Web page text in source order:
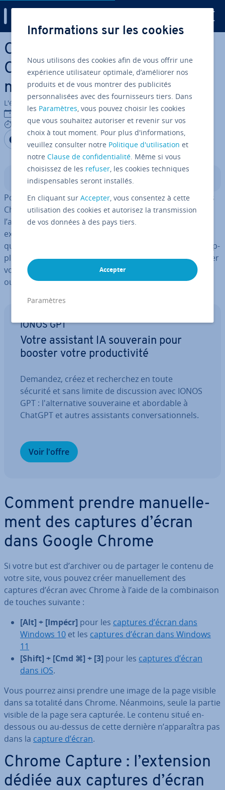
Aller au contenu principal
Captures d’écran dans
Chrome : les trois meil­leures
méthodes
L'équipe édi­to­riale IONOS
29/04/2022
6 mins
Partager sur Facebook
Partager sur Twitter
Partager sur LinkedIn
Sommaire
Pour ce qui est de prendre des captures d’écran depuis
Chrome, trois options s’offrent à vous. Au-delà de
l’approche tra­di­tion­nelle via des rac­cour­cis clavier, il
existe des ex­ten­sions utiles telles que Chrome Capture
qui vous per­met­tent d’accéder à des fonc­tion­na­li­tés sup­
plé­men­taires. À titre al­ter­na­tif, vous pouvez sau­ve­gar­der
vos captures d’écran dans Google Chrome à l’aide des
outils de dé­ve­lop­pe­ment.
IONOS GPT
Votre assistant IA souverain pour
booster votre pro­duc­ti­vité
Demandez, créez et re­cher­chez en toute
sécurité et sans limite de dis­cus­sion avec IONOS
GPT : l'al­ter­na­tive sou­ve­raine et abordable à
ChatGPT et autres as­sis­tants con­ver­sa­tion­nels.
Voir l'offre
Comment prendre ma­nuel­le­
ment des captures d’écran
dans Google Chrome
Si votre but est d’archiver ou de partager le contenu de
votre site, vous pouvez créer ma­nuel­le­ment des
captures d’écran avec Chrome à l’aide de la com­bi­nai­son
de touches suivante :
[Alt] + [Impécr] pour les captures d’écran dans
Windows 10 et les captures d’écran dans Windows
11
[Shift] + [Cmd ⌘] + [3] pour les captures d’écran
dans iOS.
Vous pourrez ainsi prendre une image de la page visible
dans sa totalité dans Chrome. Néanmoins, seule la partie
visible de la page sera capturée. Le contenu situé en-
dessous ou au-dessus de cette dernière n’ap­pa­raî­tra pas
dans la capture d’écran.
Chrome Capture : l’extension
dédiée aux captures d’écran
Informations sur les cookies
Nous utilisons des cookies afin de vous offrir une
expérience utilisateur optimale, d’améliorer nos
produits et de vous montrer des publicités
personnalisées avec des fournisseurs tiers. Dans
les Paramètres, vous pouvez choisir les cookies
que vous souhaitez autoriser et revenir sur vos
choix à tout moment. Pour plus d'informations,
veuillez consulter notre Politique d'utilisation et
notreClause de confidentialité. Même si vous
choisissez de les refuser, les cookies techniques
indispensables seront installés.
En cliquant surAccepter, vous consentez à cette
utilisation des cookies et autorisez la transmission
de vos données à des pays tiers.
Accepter
Paramètres